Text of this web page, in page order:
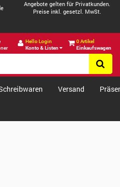
Angebote gelten für Privatkunden.
Preise inkl. gesetzl. MwSt.
Hello Login
Konto & Listen
0 Artikel
Einkaufswagen
Versand